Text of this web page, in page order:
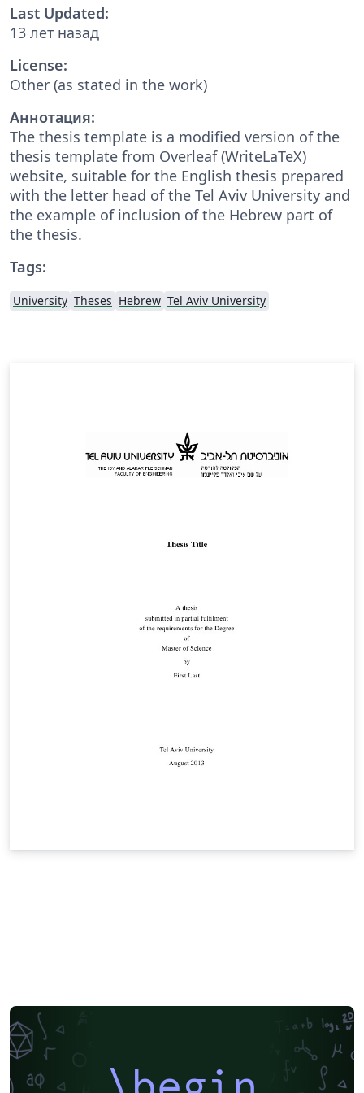
Last Updated:
13 лет назад
License:
Other (as stated in the work)
Аннотация:
The thesis template is a modified version of the
thesis template from Overleaf (WriteLaTeX)
website, suitable for the English thesis prepared
with the letter head of the Tel Aviv University and
the example of inclusion of the Hebrew part of
the thesis.
Tags:
University Theses Hebrew Tel Aviv University